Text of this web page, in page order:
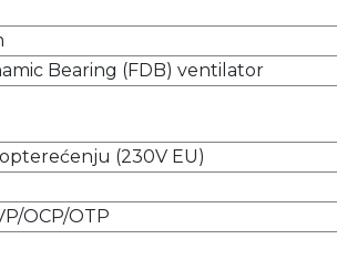
Bearing (FDB) ventilator
(230V EU)
OCP/OTP